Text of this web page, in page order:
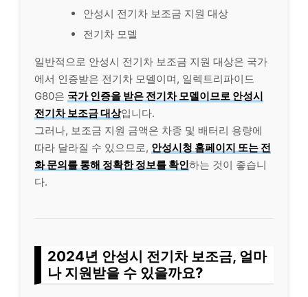
안성시 전기차 보조금 지원 대상
전기차 모델
일반적으로 안성시 전기차 보조금 지원 대상은 국가
에서 인증받은 전기차 모델이며, 일렉트리파이드
G80은 국가 인증을 받은 전기차 모델이므로 안성시
전기차 보조금 대상입니다.
그러나, 보조금 지원 금액은 차종 및 배터리 용량에
따라 달라질 수 있으므로, 안성시청 홈페이지 또는 전
화 문의를 통해 정확한 정보를 확인하는 것이 좋습니
다.
2024년 안성시 전기차 보조금, 얼마
나 지원받을 수 있을까요?